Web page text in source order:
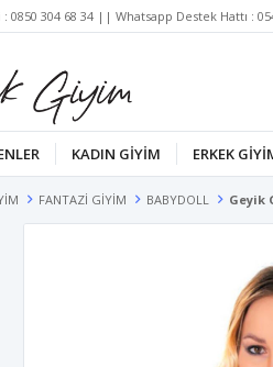
: 0850 304 68 34 || Whatsapp Destek Hattı :
KADIN GİYİM ERKEK
FANTAZİ GİYİM BABYDOLL Geyik